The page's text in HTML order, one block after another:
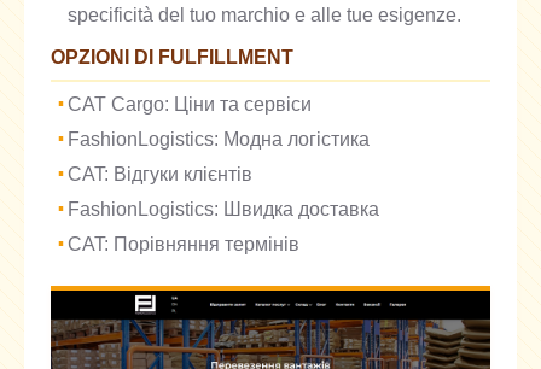
specificità del tuo marchio e alle tue esigenze.
OPZIONI DI FULFILLMENT
CAT Cargo: Ціни та сервіси
FashionLogistics: Модна логістика
CAT: Відгуки клієнтів
FashionLogistics: Швидка доставка
CAT: Порівняння термінів